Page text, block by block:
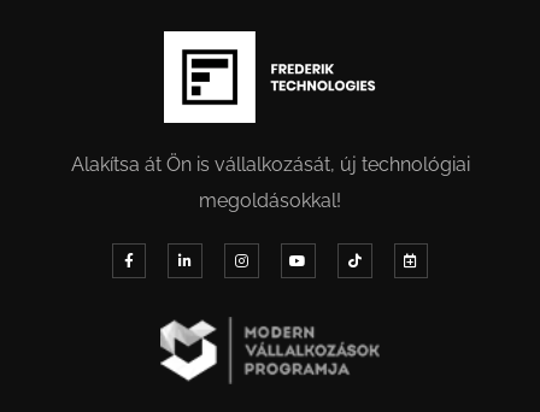
Alakítsa át Ön is vállalkozását, új technológiai
megoldásokkal!